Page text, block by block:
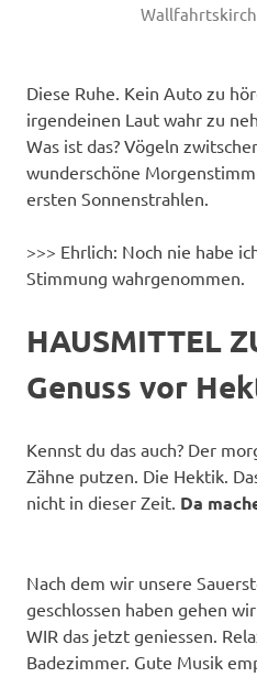
Diese Ruhe. Kein Auto zu
irgendeinen Laut wahr zu
Was ist das? Vögeln
wunderschöne
ersten Sonnenstrahlen.
>>> Ehrlich: Noch nie habe
Stimmung wahrgenommen.
HAUSMITTEL
Genuss vor
Kennst du das auch? Der
Zähne putzen. Die Hektik.
nicht in dieser Zeit. Da
Nach dem wir unsere
geschlossen haben gehen
WIR das jetzt geniessen.
Badezimmer. Gute Musik